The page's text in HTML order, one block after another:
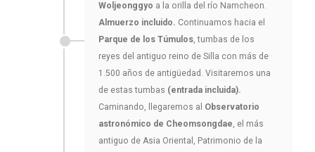
Woljeonggyo a la orilla del río Namcheon.
Almuerzo incluido. Continuamos hacia el
Parque de los Túmulos, tumbas de los
reyes del antiguo reino de Silla con más de
1.500 años de antigüedad. Visitaremos una
de estas tumbas (entrada incluida).
Caminando, llegaremos al Observatorio
astronómico de Cheomsongdae, el más
antiguo de Asia Oriental, Patrimonio de la